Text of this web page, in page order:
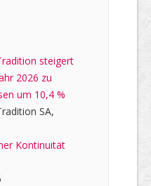
steigert
2026 zu
um 10,4 %
SA,
Kontinuität